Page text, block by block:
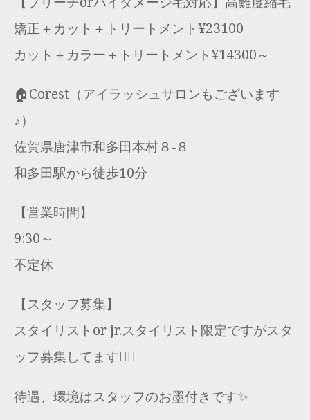
矯正＋カット＋トリートメント¥23100
カット＋カラー＋トリートメント¥14300～
🏠Corest（アイラッシュサロンもございます
♪）
佐賀県唐津市和多田本村８‐８
和多田駅から徒歩10分
【営業時間】
9:30～
不定休
【スタッフ募集】
スタイリストor jr.スタイリスト限定ですがスタ
ッフ募集してます🙇‍♂️
待遇、環境はスタッフのお墨付きです✨